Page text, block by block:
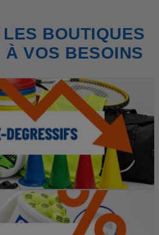
BOUTIQUES
À VOS BESOINS